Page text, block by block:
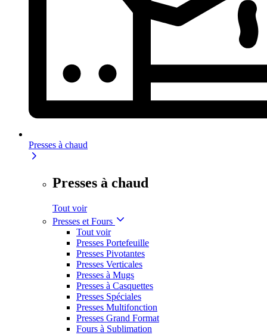
Presses à chaud
Presses à chaud
Tout voir
Presses et Fours
Tout voir
Presses Portefeuille
Presses Pivotantes
Presses Verticales
Presses à Mugs
Presses à Casquettes
Presses Spéciales
Presses Multifonction
Presses Grand Format
Fours à Sublimation